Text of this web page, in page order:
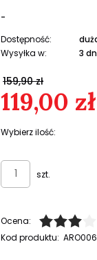
-
Dostępność:
Wysyłka w:
3
119,00 zł
Wybierz ilość:
159,90 zł
szt.
Ocena:
Kod produktu: ARO006